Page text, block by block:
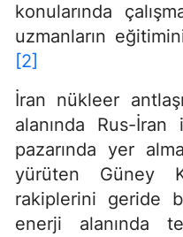
konularında
uzmanların
[2]
İran nükleer
alanında Rus-
pazarında yer
yürüten Güney
rakiplerini geride
enerji alanında